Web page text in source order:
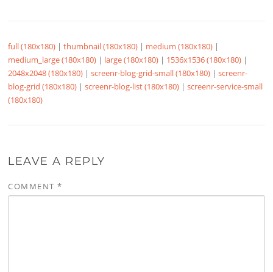
full (180x180) |thumbnail (180x180) | medium (180x180) |
medium_large (180x180) | large (180x180) | 1536x1536 (180x180) |
2048x2048 (180x180) |screenr-blog-grid-small (180x180) |screenr-
blog-grid (180x180) |screenr-blog-list (180x180) |screenr-service-small
(180x180)
LEAVE A REPLY
COMMENT*